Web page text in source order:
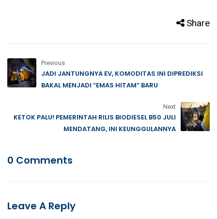
Share
Previous
JADI JANTUNGNYA EV, KOMODITAS INI DIPREDIKSI
BAKAL MENJADI “EMAS HITAM” BARU
Next
KETOK PALU! PEMERINTAH RILIS BIODIESEL B50 JULI
MENDATANG, INI KEUNGGULANNYA
0 Comments
Leave A Reply